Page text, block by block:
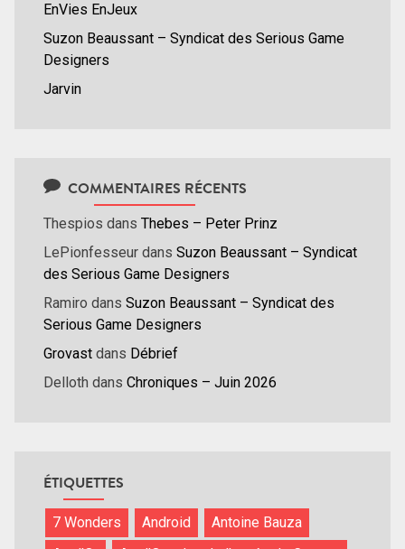
EnVies EnJeux
Suzon Beaussant – Syndicat des Serious Game
Designers
Jarvin
COMMENTAIRES RÉCENTS
Thespios dans Thebes – Peter Prinz
LePionfesseur dans Suzon Beaussant – Syndicat
des Serious Game Designers
Ramiro dans Suzon Beaussant – Syndicat des
Serious Game Designers
Grovast dans Débrief
Delloth dans Chroniques – Juin 2026
ÉTIQUETTES
7 Wonders Android
Antoine Bauza